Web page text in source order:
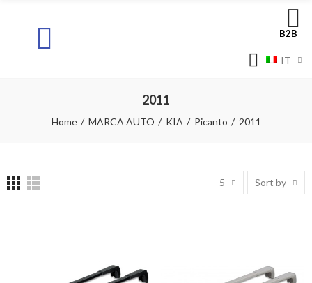
B2B
IT
2011
Home MARCA AUTO KIA Picanto 2011
5 Sort by